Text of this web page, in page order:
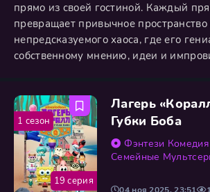
прямо из своей гостиной. Каждый
превращает привычное пространство
непредсказуемого хаоса, где его
собственному мнению, идеи и
попадают его друзья и соседи:
Спанч Боб, вечно недовольный
неутомимая Сэнди Чикс, выступая то в
Лагерь
Губки Боба
Фэнтези Комедия
Семейные
19 серия
1 сезон